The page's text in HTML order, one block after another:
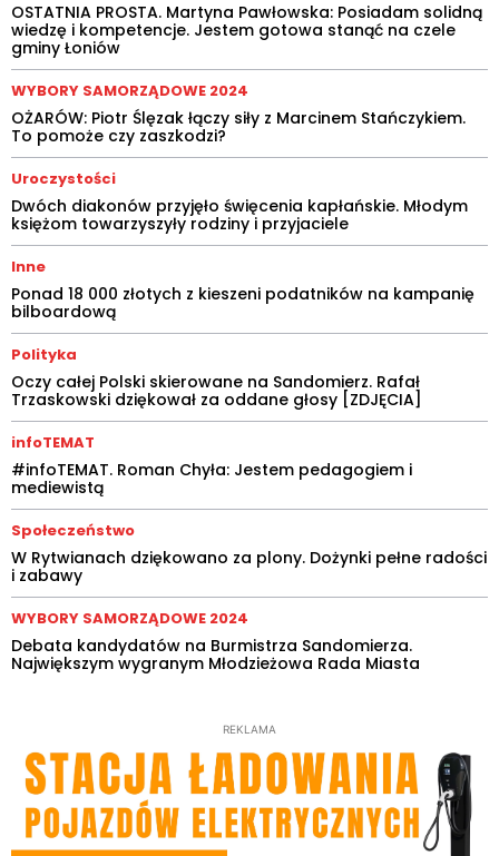
OSTATNIA PROSTA. Martyna Pawłowska: Posiadam solidną
wiedzę i kompetencje. Jestem gotowa stanąć na czele
gminy Łoniów
WYBORY SAMORZĄDOWE 2024
OŻARÓW: Piotr Ślęzak łączy siły z Marcinem Stańczykiem.
To pomoże czy zaszkodzi?
Uroczystości
Dwóch diakonów przyjęło święcenia kapłańskie. Młodym
księżom towarzyszyły rodziny i przyjaciele
Inne
Ponad 18 000 złotych z kieszeni podatników na kampanię
bilboardową
Polityka
Oczy całej Polski skierowane na Sandomierz. Rafał
Trzaskowski dziękował za oddane głosy [ZDJĘCIA]
infoTEMAT
#infoTEMAT. Roman Chyła: Jestem pedagogiem i
mediewistą
Społeczeństwo
W Rytwianach dziękowano za plony. Dożynki pełne radości
i zabawy
WYBORY SAMORZĄDOWE 2024
Debata kandydatów na Burmistrza Sandomierza.
Największym wygranym Młodzieżowa Rada Miasta
REKLAMA